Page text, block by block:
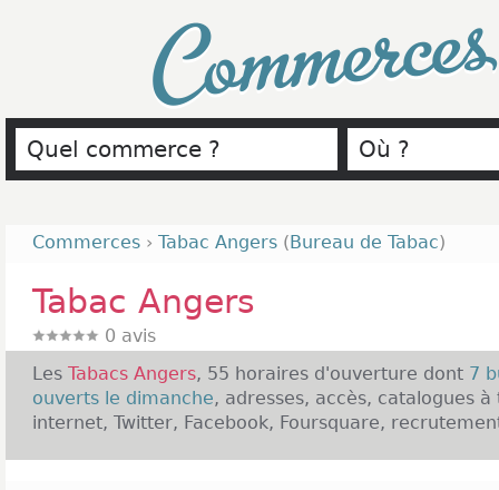
Commerces › Tabac Angers (Bureau de Tabac)
Tabac Angers
0 avis
Les Tabacs Angers, 55 horaires d'ouverture dont 7
ouverts le dimanche, adresses, accès, catalogues
internet, Twitter, Facebook, Foursquare,